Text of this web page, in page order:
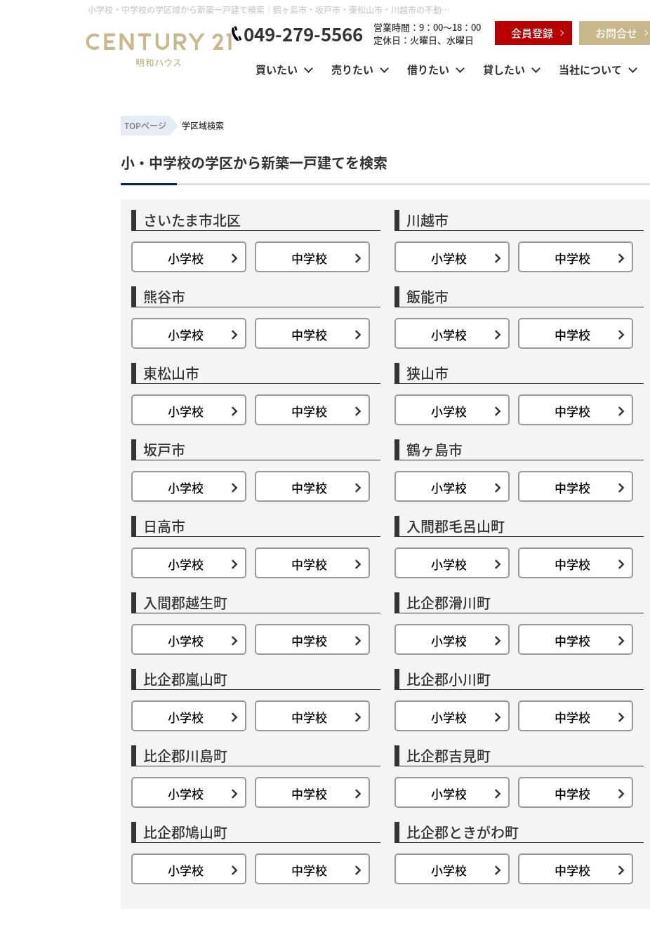
小学校・中学校の学区域から新築一戸建て検索｜鶴ヶ島市・坂戸市・東松山市・川越市の不動産購入・不動産売却のことならセンチュリー21明和ハウス
049-279-5566
営業時間：9：00～18：00
定休日：火曜日、水曜日
会員登録 お問合せ
買いたい 売りたい 借りたい 貸したい 当社について
TOPページ 学区域検索
小・中学校の学区から新築一戸建てを検索
さいたま市北区
小学校 中学校
川越市
小学校 中学校
熊谷市
小学校 中学校
飯能市
小学校 中学校
東松山市
小学校 中学校
狭山市
小学校 中学校
坂戸市
小学校 中学校
鶴ヶ島市
小学校 中学校
日高市
小学校 中学校
入間郡毛呂山町
小学校 中学校
入間郡越生町
小学校 中学校
比企郡滑川町
小学校 中学校
比企郡嵐山町
小学校 中学校
比企郡小川町
小学校 中学校
比企郡川島町
小学校 中学校
比企郡吉見町
小学校 中学校
比企郡鳩山町
小学校 中学校
比企郡ときがわ町
小学校 中学校